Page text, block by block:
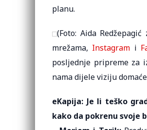
planu.
(Foto: Aida
mrežama, Instagram i
posljednje pripreme za
nama dijele viziju
eKapija: Je li teško
kako da pokrenu svoje